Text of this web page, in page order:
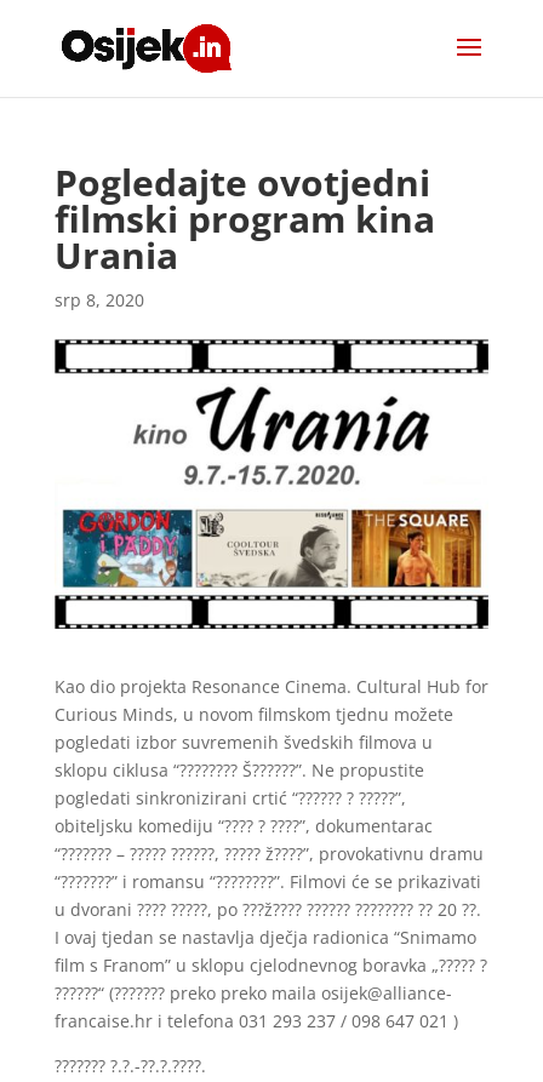
Pogledajte ovotjedni
filmski program kina
Urania
srp 8, 2020
Kao dio projekta Resonance Cinema. Cultural Hub for
Curious Minds, u novom filmskom tjednu možete
pogledati izbor suvremenih švedskih filmova u
sklopu ciklusa “???????? Š??????”. Ne propustite
pogledati sinkronizirani crtić “?????? ? ?????”,
obiteljsku komediju “???? ? ????”, dokumentarac
“??????? – ????? ??????, ????? ž????”, provokativnu dramu
“???????” i romansu “????????”. Filmovi će se prikazivati
u dvorani ???? ?????, po ???ž???? ?????? ???????? ?? 20 ??.
I ovaj tjedan se nastavlja dječja radionica “Snimamo
film s Franom” u sklopu cjelodnevnog boravka „????? ?
??????“ (??????? preko preko maila osijek@alliance-
francaise.hri telefona 031 293 237 / 098 647 021 )
??????? ?.?.-??.?.????.